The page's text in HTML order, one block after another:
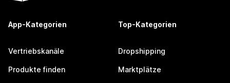
App-Kategorien
Vertriebskanäle
Produkte finden
Top-Kategorien
Dropshipping
Marktplätze